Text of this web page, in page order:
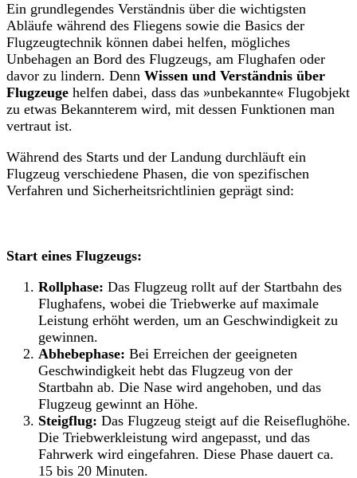
Ein grundlegendes Verständnis über die wichtigsten
Abläufe während des Fliegens sowie die Basics der
Flugzeugtechnik können dabei helfen, mögliches
Unbehagen an Bord des Flugzeugs, am Flughafen oder
davor zu lindern. Denn Wissen und Verständnis über
Flugzeuge helfen dabei, dass das »unbekannte« Flugobjekt
zu etwas Bekannterem wird, mit dessen Funktionen man
vertraut ist.
Während des Starts und der Landung durchläuft ein
Flugzeug verschiedene Phasen, die von spezifischen
Verfahren und Sicherheitsrichtlinien geprägt sind:
Start eines Flugzeugs:
Rollphase: Das Flugzeug rollt auf der Startbahn des
Flughafens, wobei die Triebwerke auf maximale
Leistung erhöht werden, um an Geschwindigkeit zu
gewinnen.
Abhebephase: Bei Erreichen der geeigneten
Geschwindigkeit hebt das Flugzeug von der
Startbahn ab. Die Nase wird angehoben, und das
Flugzeug gewinnt an Höhe.
Steigflug: Das Flugzeug steigt auf die Reiseflughöhe.
Die Triebwerkleistung wird angepasst, und das
Fahrwerk wird eingefahren. Diese Phase dauert ca.
15 bis 20 Minuten.